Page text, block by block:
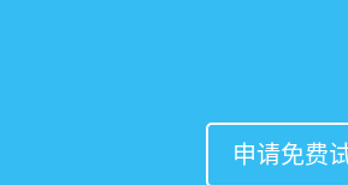
申请免费
申请免费
申请免费
申请免费